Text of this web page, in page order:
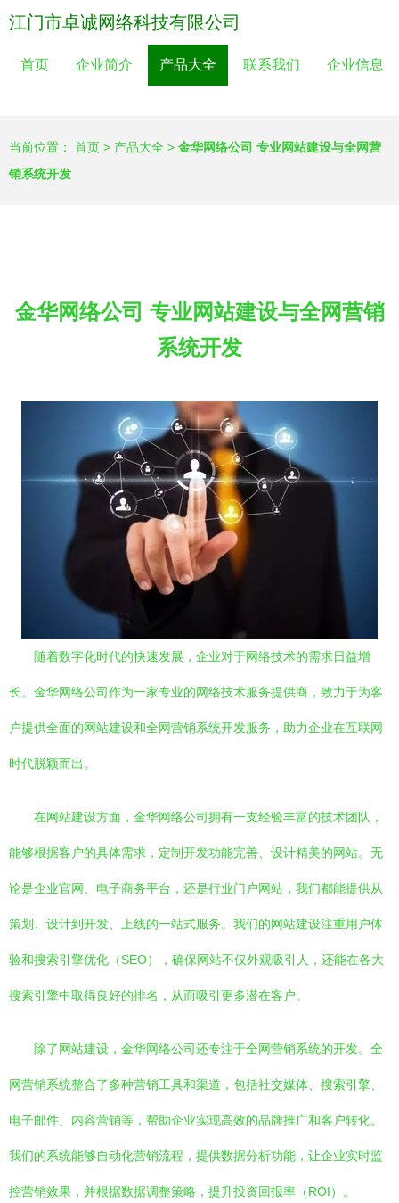
江门市卓诚网络科技有限公司
首页 企业简介 产品大全 联系我们 企业信息
当前位置： 首页 > 产品大全 > 金华网络公司 专业网站建设与全网营
销系统开发
金华网络公司 专业网站建设与全网营销
系统开发
随着数字化时代的快速发展，企业对于网络技术的需求日益增
长。金华网络公司作为一家专业的网络技术服务提供商，致力于为客
户提供全面的网站建设和全网营销系统开发服务，助力企业在互联网
时代脱颖而出。
在网站建设方面，金华网络公司拥有一支经验丰富的技术团队，
能够根据客户的具体需求，定制开发功能完善、设计精美的网站。无
论是企业官网、电子商务平台，还是行业门户网站，我们都能提供从
策划、设计到开发、上线的一站式服务。我们的网站建设注重用户体
验和搜索引擎优化（SEO），确保网站不仅外观吸引人，还能在各大
搜索引擎中取得良好的排名，从而吸引更多潜在客户。
除了网站建设，金华网络公司还专注于全网营销系统的开发。全
网营销系统整合了多种营销工具和渠道，包括社交媒体、搜索引擎、
电子邮件、内容营销等，帮助企业实现高效的品牌推广和客户转化。
我们的系统能够自动化营销流程，提供数据分析功能，让企业实时监
控营销效果，并根据数据调整策略，提升投资回报率（ROI）。